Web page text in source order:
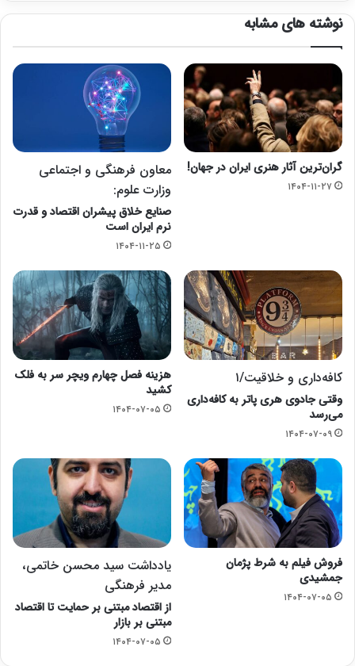
نوشته های مشابه
گران‌ترین آثار هنری ایران در جهان!
۱۴۰۴-۱۱-۲۷
معاون فرهنگی و اجتماعی
وزارت علوم:
صنایع خلاق پیشران اقتصاد و قدرت
نرم ایران است
۱۴۰۴-۱۱-۲۵
کافه‌داری و خلاقیت/۱
وقتی جادوی هری پاتر به کافه‌داری
می‌‎رسد
۱۴۰۴-۰۷-۰۹
هزینه فصل چهارم ویچر سر به فلک
کشید
۱۴۰۴-۰۷-۰۵
فروش فیلم به شرط پژمان
جمشیدی
۱۴۰۴-۰۷-۰۵
یادداشت سید محسن خاتمی،
مدیر فرهنگی
از اقتصاد مبتنی بر حمایت تا اقتصاد
مبتنی بر بازار
۱۴۰۴-۰۷-۰۵